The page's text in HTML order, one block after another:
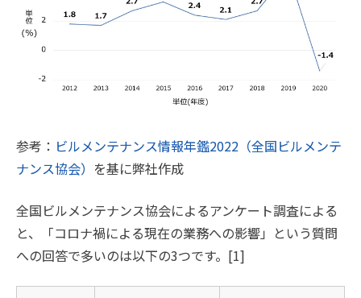
参考： ビルメンテナンス情報年鑑2022（全国ビルメンテ
ナンス協会） を基に弊社作成
全国ビルメンテナンス協会によるアンケート調査による
と、「コロナ禍による現在の業務への影響」という質問
への回答で多いのは以下の3つです。[1]